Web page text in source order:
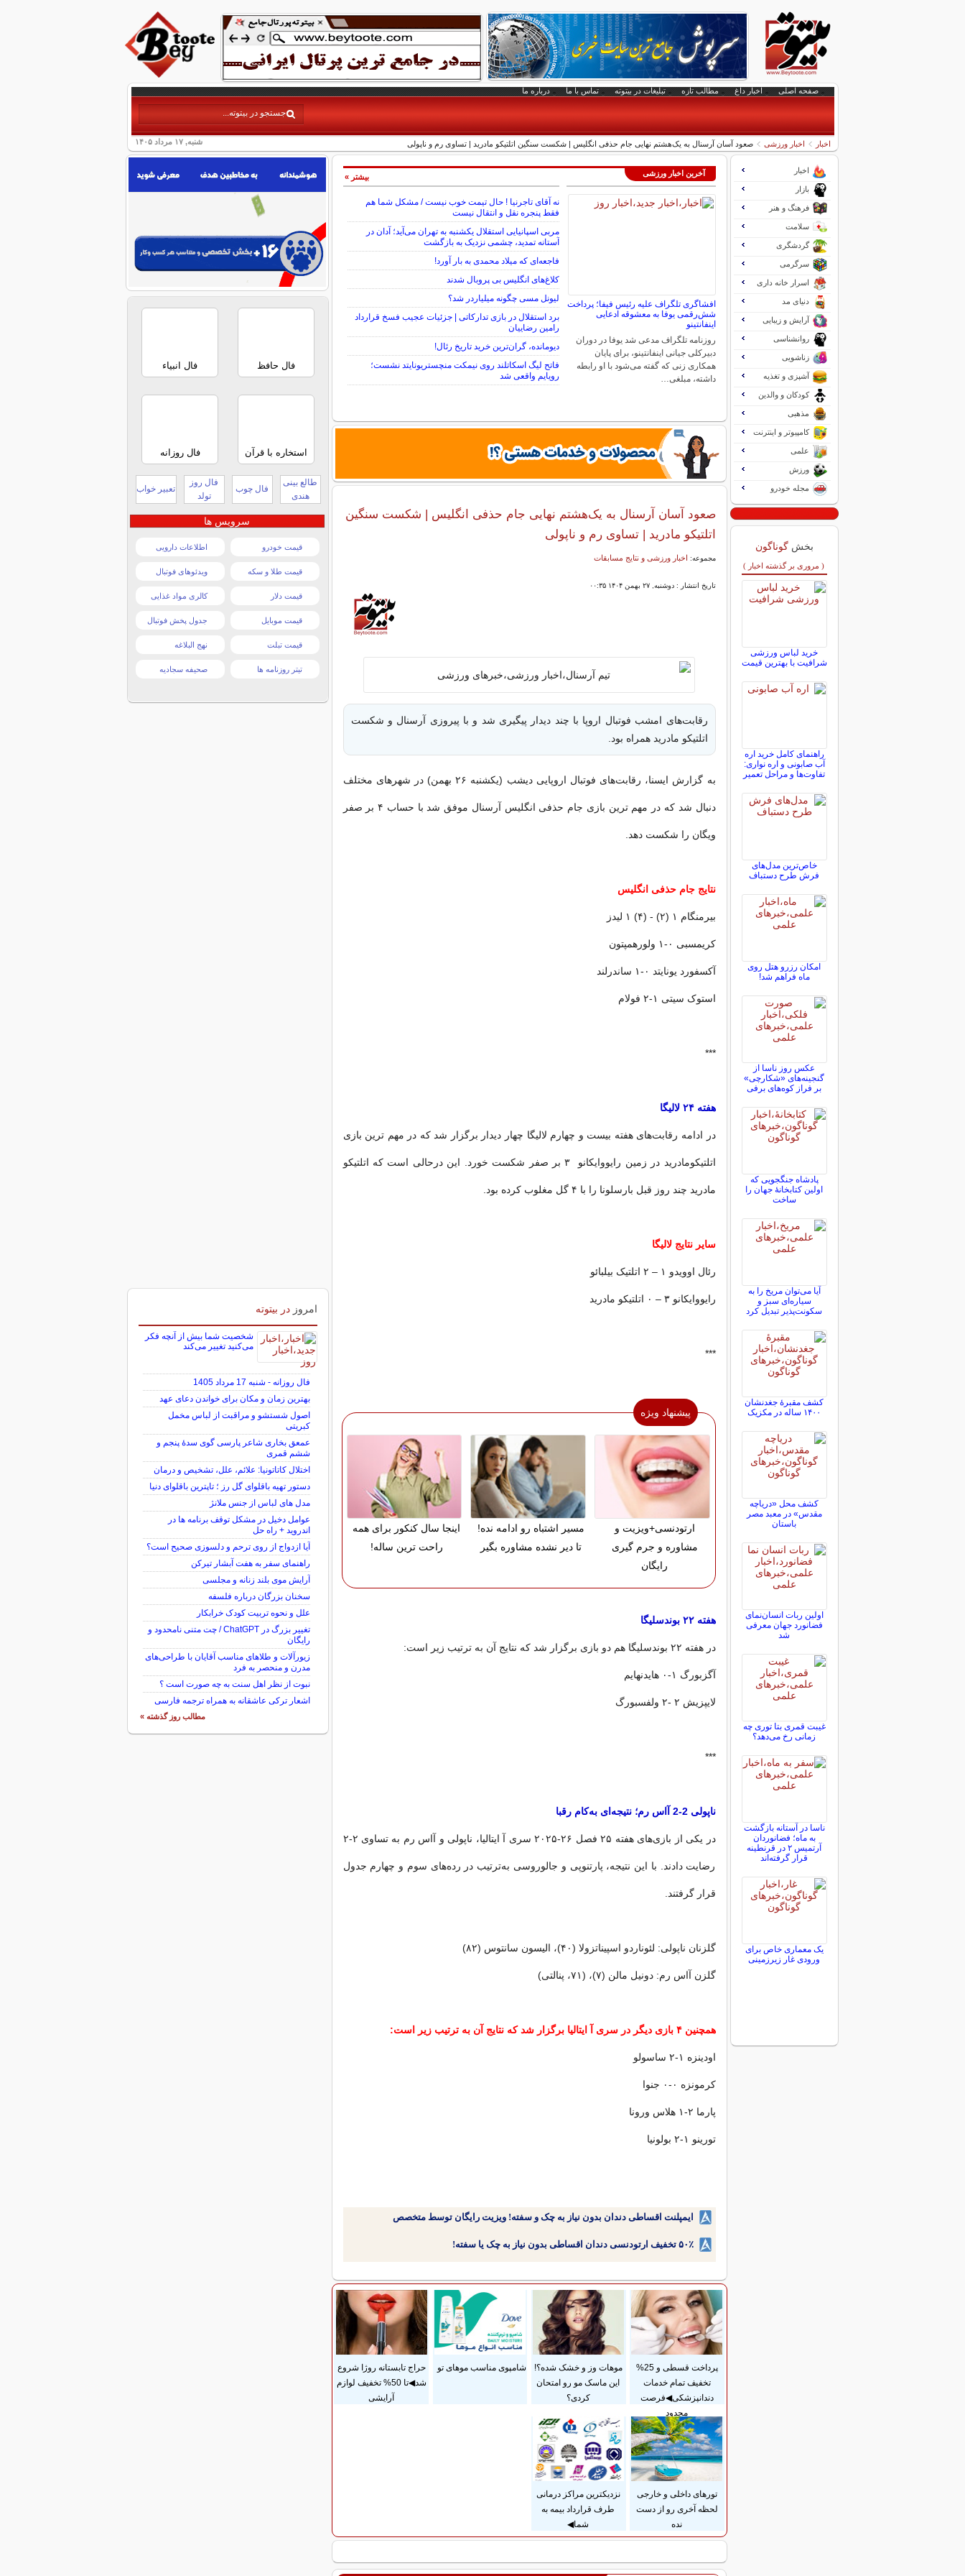
صفحه اصلی اخبار داغ مطالب تازه تبلیغات در بیتوته تماس با ما درباره ما
شنبه, ۱۷ مرداد ۱۴۰۵ اخبار اخبار ورزشی صعود آسان آرسنال به یک‌هشتم نهایی جام حذفی انگلیس | شکست سنگین اتلتیکو مادرید | تساوی رم و ناپولی
آخرین اخبار ورزشی
افشاگری تلگراف علیه رئیس فیفا؛ پرداخت
شش‌رقمی یوفا به معشوقه ادعایی
اینفانتینو
روزنامه تلگراف مدعی شد یوفا در دوران
دبیرکلی جیانی اینفانتینو، برای پایان
همکاری زنی که گفته می‌شود با او رابطه
داشته، مبلغی…
نه آقای تاجرنیا ! حال تیمت خوب نیست / مشکل شما هم
فقط پنجره نقل و انتقال نیست
مربی اسپانیایی استقلال یکشنبه به تهران می‌آید؛ آدان در
آستانه تمدید، چشمی نزدیک به بازگشت
فاجعه‌ای که میلاد محمدی به بار آورد!
کلاغ‌های انگلیس بی پروبال شدند
لیونل مسی چگونه میلیاردر شد؟
برد استقلال در بازی تدارکاتی | جزئیات عجیب فسخ قرارداد
رامین رضاییان
دیومانده، گران‌ترین خرید تاریخ رئال!
فاتح لیگ اسکاتلند روی نیمکت منچستریونایتد نشست؛
رویایم واقعی شد
بیشتر »
صعود آسان آرسنال به یک‌هشتم نهایی جام حذفی انگلیس | شکست سنگین
اتلتیکو مادرید | تساوی رم و ناپولی
مجموعه: اخبار ورزشی و نتایج مسابقات
تاریخ انتشار : دوشنبه, ۲۷ بهمن ۱۴۰۴ ۰۰:۳۵
رقابت‌های امشب فوتبال اروپا با چند دیدار پیگیری شد و با پیروزی آرسنال و شکست
اتلتیکو مادرید همراه بود.
به گزارش ایسنا، رقابت‌های فوتبال اروپایی دیشب (یکشنبه ۲۶ بهمن) در شهرهای مختلف
دنبال شد که در مهم ترین بازی جام حذفی انگلیس آرسنال موفق شد با حساب ۴ بر صفر
ویگان را شکست دهد.
نتایج جام حذفی انگلیس
بیرمنگام ۱ (۲) - (۴) ۱ لیدز
کریمسبی ۰-۱ ولورهمپتون
آکسفورد یونایتد ۰-۱ ساندرلند
استوک سیتی ۱-۲ فولام
***
هفته ۲۴ لالیگا
در ادامه رقابت‌های هفته بیست و چهارم لالیگا چهار دیدار برگزار شد که در مهم ترین بازی
اتلتیکومادرید در زمین رایووایکانو ۳ بر صفر شکست خورد. این درحالی است که اتلتیکو
مادرید چند روز قبل بارسلونا را با ۴ گل مغلوب کرده بود.
سایر نتایج لالیگا
رئال اوویدو ۱ – ۲ اتلتیک بیلبائو
رایووایکانو ۳ – ۰ اتلتیکو مادرید
***
پیشنهاد ویژه
ارتودنسی+ویزیت و
مشاوره و جرم گیری
رایگان
مسیر اشتباه رو ادامه نده!
تا دیر نشده مشاوره بگیر
اینجا سال کنکور برای همه
راحت ترین ساله!
هفته ۲۲ بوندسلیگا
در هفته ۲۲ بوندسلیگا هم دو بازی برگزار شد که نتایج آن به ترتیب زیر است:
آگزبورگ ۱-۰ هایدنهایم
لایپزیش ۲ -۲ ولفسبورگ
***
ناپولی 2-2 آاس رم؛ نتیجه‌ای به‌کام رقبا
در یکی از بازی‌های هفته ۲۵ فصل ۲۶-۲۰۲۵ سری آ ایتالیا، ناپولی و آاس رم به تساوی ۲-۲
رضایت دادند. با این نتیجه، پارتنوپی و جالوروسی به‌ترتیب در رده‌های سوم و چهارم جدول
قرار گرفتند.
گلزنان ناپولی: لئوناردو اسپیناتزولا (۴۰)، الیسون سانتوس (۸۲)
گلزن آاس رم: دونیل مالن (۷)، (۷۱، پنالتی)
همچنین ۴ بازی دیگر در سری آ ایتالیا برگزار شد که نتایج آن به ترتیب زیر است:
اودینزه ۱-۲ ساسولو
کرمونزه ۰-۰ جنوا
پارما ۲-۱ هلاس ورونا
تورینو ۱-۲ بولونیا
ایمپلنت اقساطی دندان بدون نیاز به چک و سفته! ویزیت رایگان توسط متخصص
۵۰٪ تخفیف ارتودنسی دندان اقساطی بدون نیاز به چک یا سفته!
پرداخت قسطی و 25%
تخفیف تمام خدمات
دندانپزشکی◀فرصت
محدود
موهات وز و خشک شده؟!
این ماسک مو رو امتحان
کردی؟
شامپوی مناسب موهای تو
حراج تابستانه روژا شروع
شد◀تا 50% تخفیف لوازم
آرایشی
تورهای داخلی و خارجی
لحظه آخری رو از دست
نده
نزدیکترین مراکز درمانی
طرف قرارداد بیمه به
شما◀
اخبار
بازار
فرهنگ و هنر
سلامت
گردشگری
سرگرمی
اسرار خانه داری
دنیای مد
آرایش و زیبایی
روانشناسی
زناشویی
آشپزی و تغذیه
کودکان و والدین
مذهبی
کامپیوتر و اینترنت
علمی
ورزش
مجله خودرو
بخش گوناگون
( مروری بر گذشته اخبار )
خرید لباس ورزشی
شرافیت با بهترین قیمت
راهنمای کامل خرید اره
آب صابونی و اره نواری:
تفاوت‌ها و مراحل تعمیر
خاص‌ترین مدل‌های
فرش طرح دستباف
امکان رزرو هتل روی
ماه فراهم شد!
عکس روز ناسا از
گنجینه‌های «شکارچی»
بر فراز کوه‌های برفی
پادشاه جنگجویی که
اولین کتابخانۀ جهان را
ساخت
آیا می‌توان مریخ را به
سیاره‌ای سبز و
سکونت‌پذیر تبدیل کرد
کشف مقبرۀ جغدنشان
۱۴۰۰ ساله در مکزیک
کشف محل «دریاچه
مقدس» در معبد مصر
باستان
اولین ربات انسان‌نمای
فضانورد جهان معرفی
شد
غیبت قمری بتا توری چه
زمانی رخ می‌دهد؟
ناسا در آستانه بازگشت
به ماه؛ فضانوردان
آرتمیس ۲ در قرنطینه
قرار گرفته‌اند
یک معماری خاص برای
ورودی غار زیرزمینی
فال حافظ فال انبیاء
استخاره با قرآن فال روزانه
طالع بینی
هندی
فال چوب
فال روز
تولد
تعبیر خواب
سرویس ها
قیمت خودرو اطلاعات دارویی
قیمت طلا و سکه ویدئوهای فوتبال
قیمت دلار کالری مواد غذایی
قیمت موبایل جدول پخش فوتبال
قیمت تبلت نهج البلاغه
تیتر روزنامه ها صحیفه سجادیه
امروز در بیتوته
شخصیت شما بیش از آنچه فکر
می‌کنید تغییر می‌کند
فال روزانه - شنبه 17 مرداد 1405
بهترین زمان و مکان برای خواندن دعای عهد
اصول شستشو و مراقبت از لباس مخمل
کبریتی
عمعق بخاری شاعر پارسی گوی سدهٔ پنجم و
ششم قمری
اختلال کاتاتونیا: علائم، علل، تشخیص و درمان
دستور تهیه باقلوای گل رز ؛ تاپترین باقلوای دنیا
مدل های لباس از جنس ملانژ
عوامل دخیل در مشکل توقف برنامه ها در
اندروید + راه حل
آیا ازدواج از روی ترحم و دلسوزی صحیح است؟
راهنمای سفر به هفت آبشار تیرکن
آرایش موی بلند زنانه و مجلسی
سخنان بزرگان درباره فلسفه
علل و نحوه تربیت کودک خرابکار
تغییر بزرگ در ChatGPT / چت متنی نامحدود و
رایگان
زیورآلات و طلاهای مناسب آقایان با طراحی‌های
مدرن و منحصر به فرد
نبوت از نظر اهل سنت به چه صورت است ؟
اشعار ترکی عاشقانه به همراه ترجمه فارسی
مطالب روز گذشته »